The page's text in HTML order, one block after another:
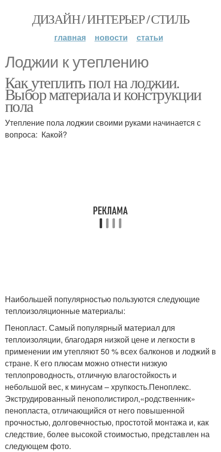
ДИЗАЙН / ИНТЕРЬЕР / СТИЛЬ
главная новости статьи
Лоджии к утеплению
Как утеплить пол на лоджии.
Выбор материала и конструкции
пола
Утепление пола лоджии своими руками начинается с
вопроса: Какой?
Наибольшей популярностью пользуются следующие
теплоизоляционные материалы:
Пенопласт. Самый популярный материал для
теплоизоляции, благодаря низкой цене и легкости в
применении им утепляют 50 % всех балконов и лоджий в
стране. К его плюсам можно отнести низкую
теплопроводность, отличную влагостойкость и
небольшой вес, к минусам – хрупкость.Пеноплекс.
Экструдированный пенополистирол,«родственник»
пенопласта, отличающийся от него повышенной
прочностью, долговечностью, простотой монтажа и, как
следствие, более высокой стоимостью, представлен на
следующем фото.